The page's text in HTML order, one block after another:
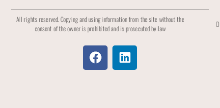
All rights reserved. Copying and using information from the site without the
consent of the owner is prohibited and is prosecuted by law